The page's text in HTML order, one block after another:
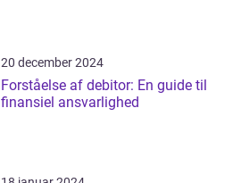
20 december 2024
Forståelse af debitor: En guide til
finansiel ansvarlighed